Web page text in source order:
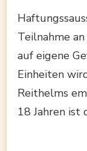
Teilnahme
auf eigene
Einheiten
Reithelms
18 Jahren ist